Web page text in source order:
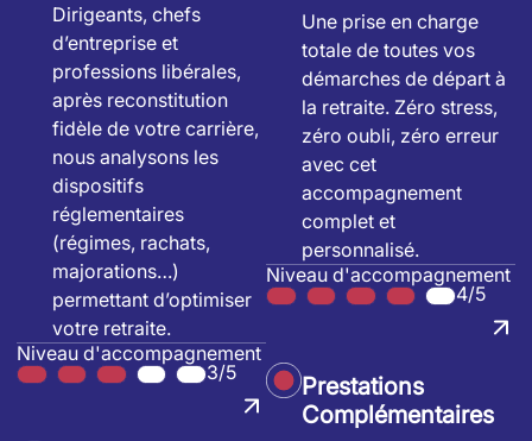
Dirigeants, chefs
d’entreprise et
professions libérales,
après reconstitution
fidèle de votre carrière,
nous analysons les
dispositifs
réglementaires
(régimes, rachats,
majorations…)
permettant d’optimiser
votre retraite.
Niveau d'accompagnement
3/5
Une prise en charge
totale de toutes vos
démarches de départ à
la retraite. Zéro stress,
zéro oubli, zéro erreur
avec cet
accompagnement
complet et
personnalisé.
Niveau d'accompagnement
4/5
Prestations
Complémentaires